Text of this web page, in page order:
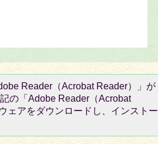
Reader（Acrobat Reader）」が
の「Adobe Reader（Acrobat
ェアをダウンロードし、インストー